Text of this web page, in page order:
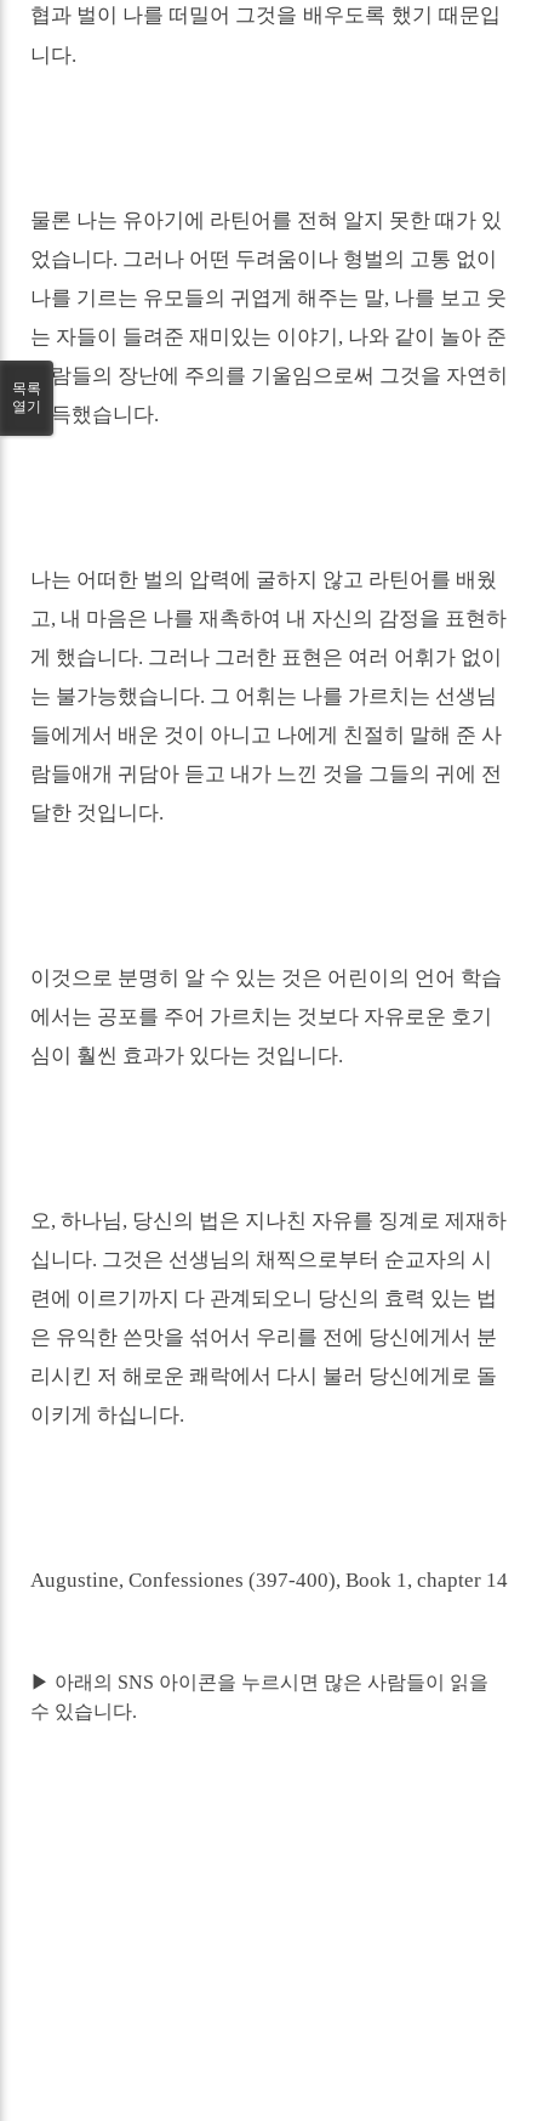
협과 벌이 나를 떠밀어 그것을 배우도록 했기 때문입
니다.
물론 나는 유아기에 라틴어를 전혀 알지 못한 때가 있
었습니다. 그러나 어떤 두려움이나 형벌의 고통 없이
나를 기르는 유모들의 귀엽게 해주는 말, 나를 보고 웃
는 자들이 들려준 재미있는 이야기 , 나와 같이 놀아 준
사람들의 장난에 주의를 기울임으로써 그것을 자연히
습득했습니다.
나는 어떠한 벌의 압력에 굴하지 않고 라틴어를 배웠
고, 내 마음은 나를 재촉하여 내 자신의 감정을 표현하
게 했습니다. 그러나 그러한 표현은 여러 어휘가 없이
는 불가능했습니다. 그 어휘는 나를 가르치는 선생님
들에게서 배운 것이 아니고 나에게 친절히 말해 준 사
람들애개 귀담아 듣고 내가 느낀 것을 그들의 귀에 전
달한 것입니다.
이것으로 분명히 알 수 있는 것은 어린이의 언어 학습
에서는 공포를 주어 가르치는 것보다 자유로운 호기
심이 훨씬 효과가 있다는 것입니다.
오,하나님, 당신의 법은 지나친 자유를 징계로 제재하
십니다. 그것은 선생님의 채찍으로부터 순교자의 시
련에 이르기까지 다 관계되오니 당신의 효력 있는 법
은 유익한 쓴맛을 섞어서 우리를 전에 당신에게서 분
리시킨 저 해로운 쾌락에서 다시 불러 당신에게로 돌
이키게 하십니다.
Augustine, Confessiones (397-400), Book 1, chapter 14
▶ 아래의 SNS 아이콘을 누르시면 많은 사람들이 읽을
수 있습니다.
목록
열기